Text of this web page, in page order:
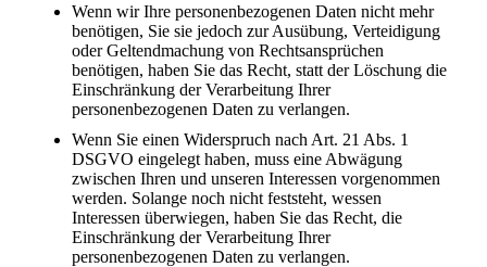
Wenn wir Ihre personenbezogenen Daten nicht mehr
benötigen, Sie sie jedoch zur Ausübung, Verteidigung
oder Geltendmachung von Rechtsansprüchen
benötigen, haben Sie das Recht, statt der Löschung die
Einschränkung der Verarbeitung Ihrer
personenbezogenen Daten zu verlangen.
Wenn Sie einen Widerspruch nach Art. 21 Abs. 1
DSGVO eingelegt haben, muss eine Abwägung
zwischen Ihren und unseren Interessen vorgenommen
werden. Solange noch nicht feststeht, wessen
Interessen überwiegen, haben Sie das Recht, die
Einschränkung der Verarbeitung Ihrer
personenbezogenen Daten zu verlangen.